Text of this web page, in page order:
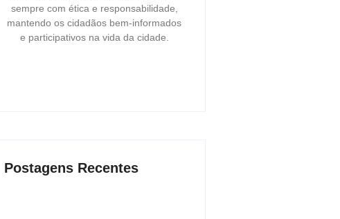
sempre com ética e responsabilidade,
mantendo os cidadãos bem-informados
e participativos na vida da cidade.
Postagens Recentes